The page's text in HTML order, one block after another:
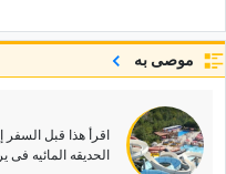
موصى به
اقرأ هذا قبل
الحدیقه المائیه فی